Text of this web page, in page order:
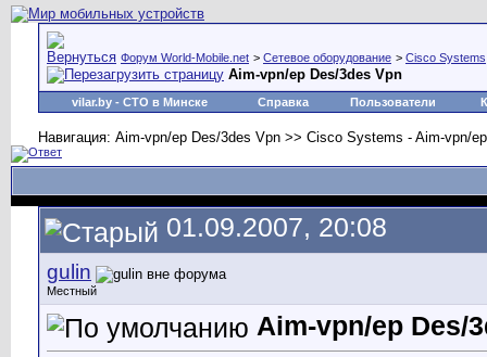
Форум World-Mobile.net > Сетевое оборудование > Cisco Systems
Aim-vpn/ep Des/3des Vpn
vilar.by - СТО в Минске Справка Пользователи
Навигация: Aim-vpn/ep Des/3des Vpn >> Cisco Systems - Aim-vpn/
01.09.2007, 20:08
gulin
Местный
Aim-vpn/ep Des/